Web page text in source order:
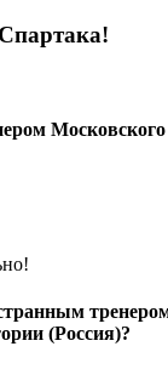
(Россия)?